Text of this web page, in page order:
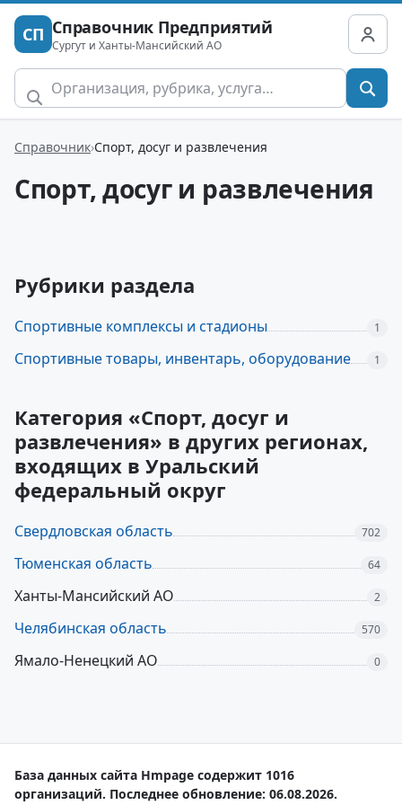
СП Справочник Предприятий
Сургут и Ханты-Мансийский АО
Справочник Спорт, досуг и развлечения
Спорт, досуг и развлечения
Рубрики раздела
Спортивные комплексы и стадионы 1
Спортивные товары, инвентарь, оборудование 1
Категория «Спорт, досуг и
развлечения» в других регионах,
входящих в Уральский
федеральный округ
Свердловская область 702
Тюменская область 64
Ханты-Мансийский АО 2
Челябинская область 570
Ямало-Ненецкий АО 0
База данных сайта Hmpage содержит 1016
организаций. Последнее обновление: 06.08.2026.